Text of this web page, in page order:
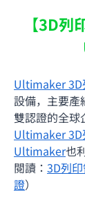
【3D
Ultimaker 3D
設備，主要
雙認證的全球
Ultimaker 3D
Ultimaker也
閱讀： 3D列
證）